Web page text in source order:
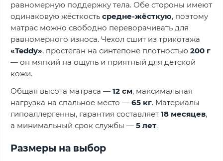
равномерную поддержку тела. Обе стороны имеют
одинаковую жёсткость средне-жёсткую, поэтому
матрас можно свободно переворачивать для
равномерного износа. Чехол сшит из трикотажа
«Teddy», простёган на синтепоне плотностью 200 г
— он мягкий на ощупь и приятный для детской
кожи.
Общая высота матраса — 12 см, максимальная
нагрузка на спальное место — 65 кг. Материалы
гипоаллергенны, гарантия составляет 18 месяцев,
а минимальный срок службы — 5 лет.
Размеры на выбор